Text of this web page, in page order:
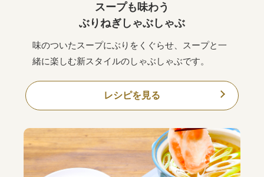
スープも味わう
ぶりねぎしゃぶしゃぶ
味のついたスープにぶりをくぐらせ、スープと一
緒に楽しむ新スタイルのしゃぶしゃぶです。
レシピを見る